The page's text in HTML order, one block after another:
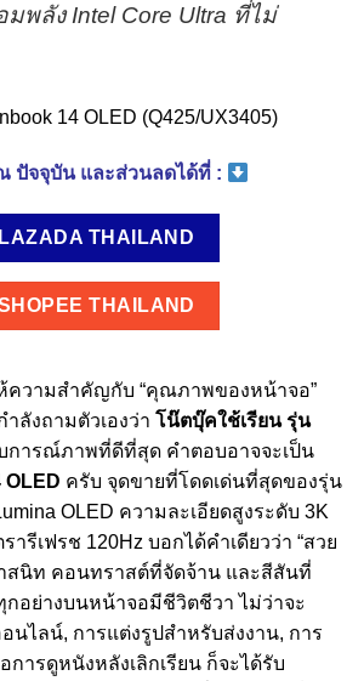
มพลัง Intel Core Ultra ที่ไม่
ปัจจุบัน และส่วนลดได้ที่ :
LAZADA THAILAND
THAILAND
ความสำคัญกับ “คุณภาพของหน้าจอ”
ลังถามตัวเองว่า โน๊ตบุ๊คใช้เรียน รุ่น
การณ์ภาพที่ดีที่สุด คำตอบอาจจะเป็น
ครับ จุดขายที่โดดเด่นที่สุดของรุ่น
OLED ความละเอียดสูงระดับ 3K
ารีเฟรช 120Hz บอกได้คำเดียวว่า “สวย
สนิท คอนทราสต์ที่จัดจ้าน และสีสันที่
กอย่างบนหน้าจอมีชีวิตชีวา ไม่ว่าจะ
อนไลน์, การแต่งรูปสำหรับส่งงาน, การ
การดูหนังหลังเลิกเรียน ก็จะได้รับ